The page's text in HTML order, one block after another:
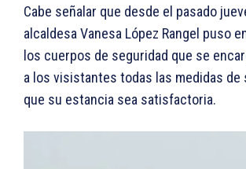
Cabe señalar que desde el pasado
alcaldesa Vanesa López Rangel puso
los cuerpos de seguridad que se
a los visistantes todas las medidas de
que su estancia sea satisfactoria.